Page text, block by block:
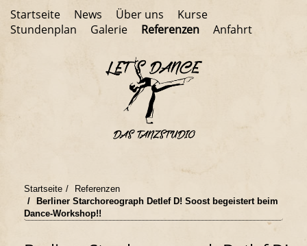
Startseite News Über uns
Kurse
Stundenplan
Galerie Referenzen Anfahrt
Startseite
Referenzen
Berliner Starchoreograph Detlef D! Soost begeistert beim
Dance-Workshop!!